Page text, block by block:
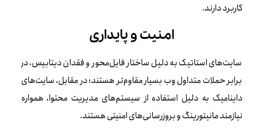
کاربرد دارند.
امنیت و پایداری
سایت‌های استاتیک به دلیل ساختار فایل‌محور و فقدان دیتابیس، در
برابر حملات متداول وب بسیار مقاوم‌تر هستند؛ در مقابل، سایت‌های
داینامیک به دلیل استفاده از سیستم‌های مدیریت محتوا، همواره
نیازمند مانیتورینگ و بروزرسانی‌های امنیتی هستند.